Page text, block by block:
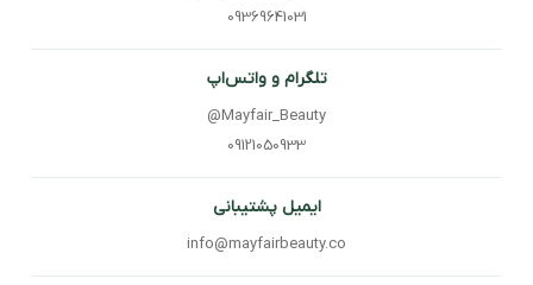
09369641031
تلگرام و واتس‌اپ
@Mayfair_Beauty
09121050933
ایمیل پشتیبانی
info@mayfairbeauty.co